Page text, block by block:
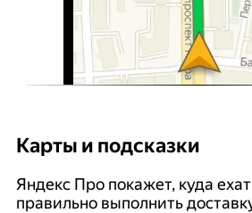
Карты и подсказки
Яндекс Про покажет, куда
правильно выполнить